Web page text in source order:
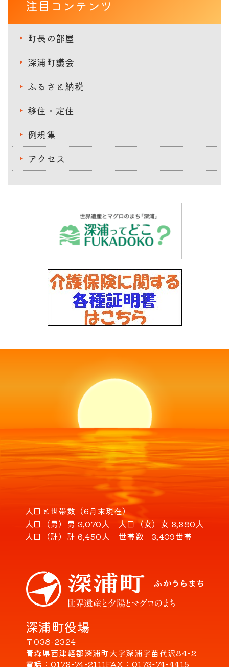
注目コンテンツ
町長の部屋
深浦町議会
ふるさと納税
移住・定住
例規集
アクセス
深浦町役場
〒038-2324
青森県西津軽郡深浦町大字深浦字苗代沢84-2
電話
0173-74-2111FAX 0173-74-4415
人口と世帯数（6月末現在）
人口（男） 男 3,070人 人口（女） 女 3,380人
人口（計） 計 6,450人 世帯数 3,409世帯